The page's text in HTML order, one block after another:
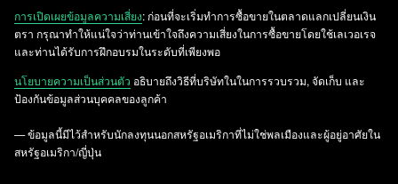
การเปิดเผยข้อมูลความเสี่ยง: ก่อนที่จะเริ่มทำการซื้อขายในตลาดแลกเปลี่ยนเงิน
ตรา กรุณาทำให้แน่ใจว่าท่านเข้าใจถึงความเสี่ยงในการซื้อขายโดยใช้เลเวอเรจ
และท่านได้รับการฝึกอบรมในระดับที่เพียงพอ
นโยบายความเป็นส่วนตัว อธิบายถึงวิธีที่บริษัทในในการรวบรวม, จัดเก็บ และ
ป้องกันข้อมูลส่วนบุคคลของลูกค้า
— ข้อมูลนี้มีไว้สำหรับนักลงทุนนอกสหรัฐอเมริกาที่ไม่ใช่พลเมืองและผู้อยู่อาศัยใน
สหรัฐอเมริกา/ญี่ปุ่น